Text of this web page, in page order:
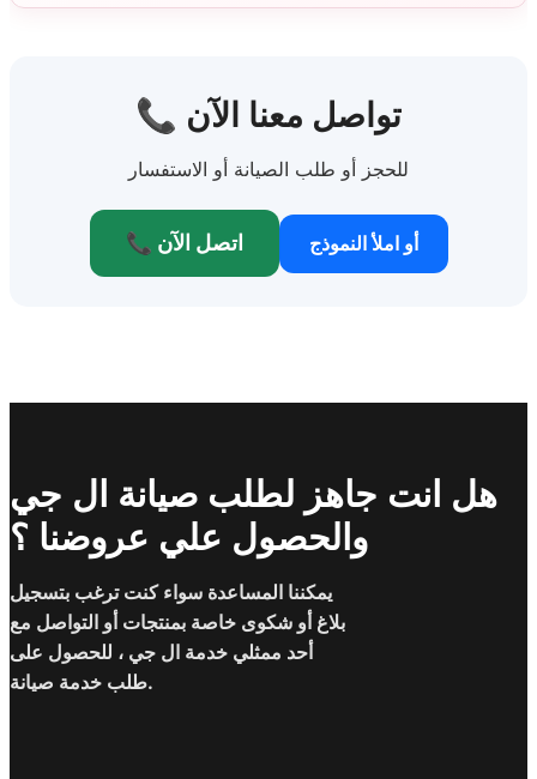
📞 تواصل معنا الآن
للحجز أو طلب الصيانة أو الاستفسار
📞 اتصل الآن أو املأ النموذج
هل انت جاهز لطلب صيانة ال جي
والحصول علي عروضنا ؟
يمكننا المساعدة سواء كنت ترغب بتسجيل
بلاغ أو شكوى خاصة بمنتجات أو التواصل مع
أحد ممثلي خدمة ال جي ، للحصول على
طلب خدمة صيانة.